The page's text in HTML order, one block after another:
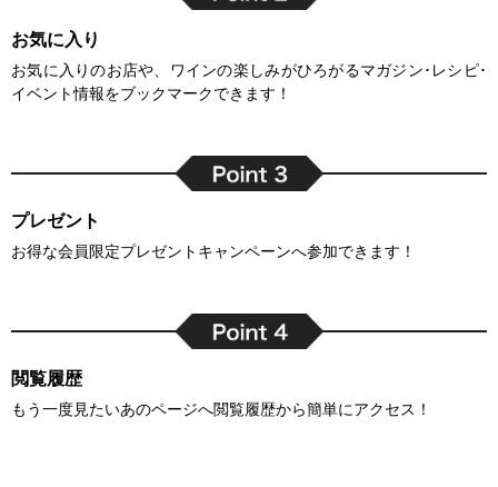
お気に入り
お気に入りのお店や、ワインの楽しみがひろがるマガジン･レシピ･
イベント情報をブックマークできます！
プレゼント
お得な会員限定プレゼントキャンペーンへ参加できます！
閲覧履歴
もう一度見たいあのページへ閲覧履歴から簡単にアクセス！